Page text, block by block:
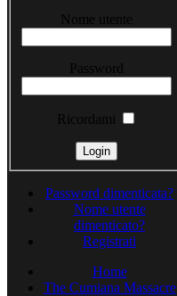
Nome utente
Password
Ricordami
Password dimenticata?
Nome utente
dimenticato?
Registrati
Home
The Cumiana Massacre